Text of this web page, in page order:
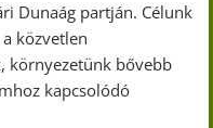
Dunaág partján. Célunk
közvetlen
környezetünk bővebb
kapcsolódó